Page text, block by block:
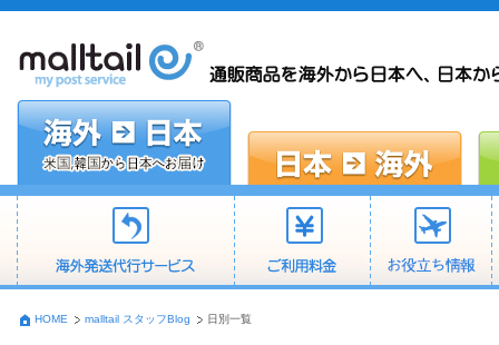
HOME malltail スタッフBlog 日別一覧